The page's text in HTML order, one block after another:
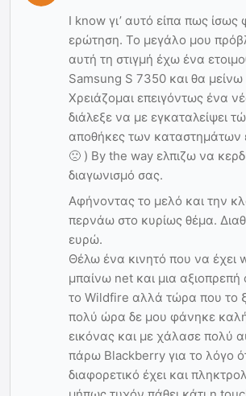
I know γι’ αυτό είπα πως
ερώτηση. Το μεγάλο μου
αυτή τη στιγμή έχω ένα
Samsung S 7350 και θα μείνω
Χρειάζομαι επειγόντως ένα
διάλεξε να με εγκαταλείψει
αποθήκες των καταστημάτων
🙁 ) By the way ελπιζω να
διαγωνισμό σας.
Αφήνοντας το μελό και την
περνάω στο κυρίως θέμα.
ευρώ.
Θέλω ένα κινητό που να έχει
μπαίνω net και μια αξιοπρεπή
το Wildfire αλλά τώρα που το
πολύ ώρα δε μου φάνηκε καλή
εικόνας και με χάλασε πολύ
πάρω Blackberry για το λόγο
διαφορετικό έχει και